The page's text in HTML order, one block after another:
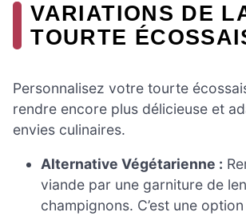
VARIATIONS DE
TOURTE
Personnalisez votre tourte
rendre encore plus délicieuse et
envies culinaires.
Alternative Végétarienne :
viande par une garniture de
champignons. C’est une